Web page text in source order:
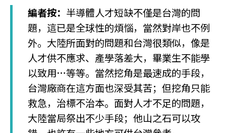
編者按： 半導體人才短缺不僅是台灣的問
題，這已是全球性的煩惱，當然對岸也不例
外。大陸所面對的問題和台灣很類似，像是
人才供不應求、產學落差大，畢業生不能學
以致用…等等。當然挖角是最速成的手段，
台灣廠商在這方面也深受其苦；但挖角只能
救急，治標不治本。面對人才不足的問題，
大陸當局祭出不少手段；他山之石可以攻